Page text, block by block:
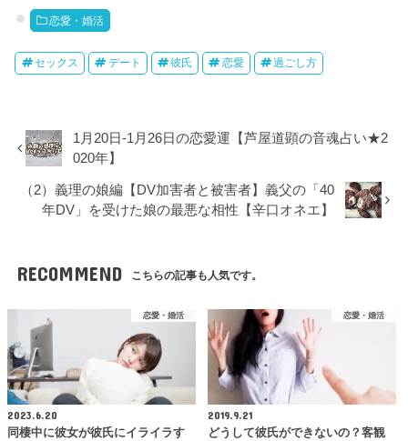
恋愛・婚活
セックス デート 彼氏 恋愛 過ごし方
1月20日-1月26日の恋愛運【芦屋道顕の音魂占い★2
020年】
（2）義理の娘編【DV加害者と被害者】義父の「40
年DV」を受けた娘の最悪な相性【辛口オネエ】
RECOMMEND こちらの記事も人気です。
恋愛・婚活
2023.6.20
同棲中に彼女が彼氏にイライラす
恋愛・婚活
2019.9.21
どうして彼氏ができないの？客観